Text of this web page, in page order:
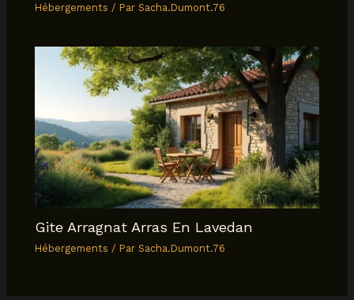
Hébergements / ParSacha.Dumont.76
Gite Arragnat Arras En Lavedan
Hébergements / ParSacha.Dumont.76